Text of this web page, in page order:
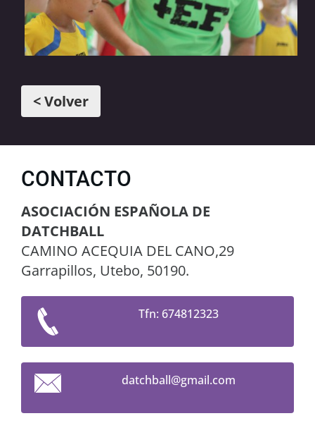
< Volver
CONTACTO
ASOCIACIÓN ESPAÑOLA DE
DATCHBALL
CAMINO ACEQUIA DEL CANO,29
Garrapillos, Utebo, 50190.
Tfn: 674812323
datchball@gmail.com